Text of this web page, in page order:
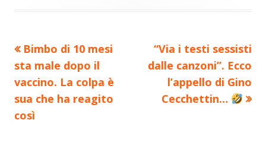
Navigazione
articoli
Precedente
articolo:
Bimbo di 10 mesi
sta male dopo il
vaccino. La colpa è
sua che ha reagito
così
Nuovo
articolo:
“Via i testi sessisti
dalle canzoni”. Ecco
l’appello di Gino
Cecchettin…